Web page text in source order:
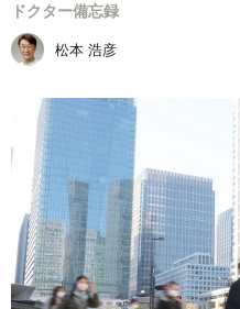
ドクター備忘録
松本 浩彦